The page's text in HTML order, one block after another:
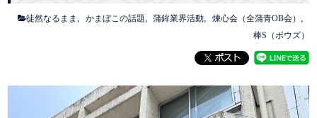
徒然なるまま かまぼこの話題 蒲鉾業界活動
煉心会（全蒲青OB会）
棒S（ボウズ）